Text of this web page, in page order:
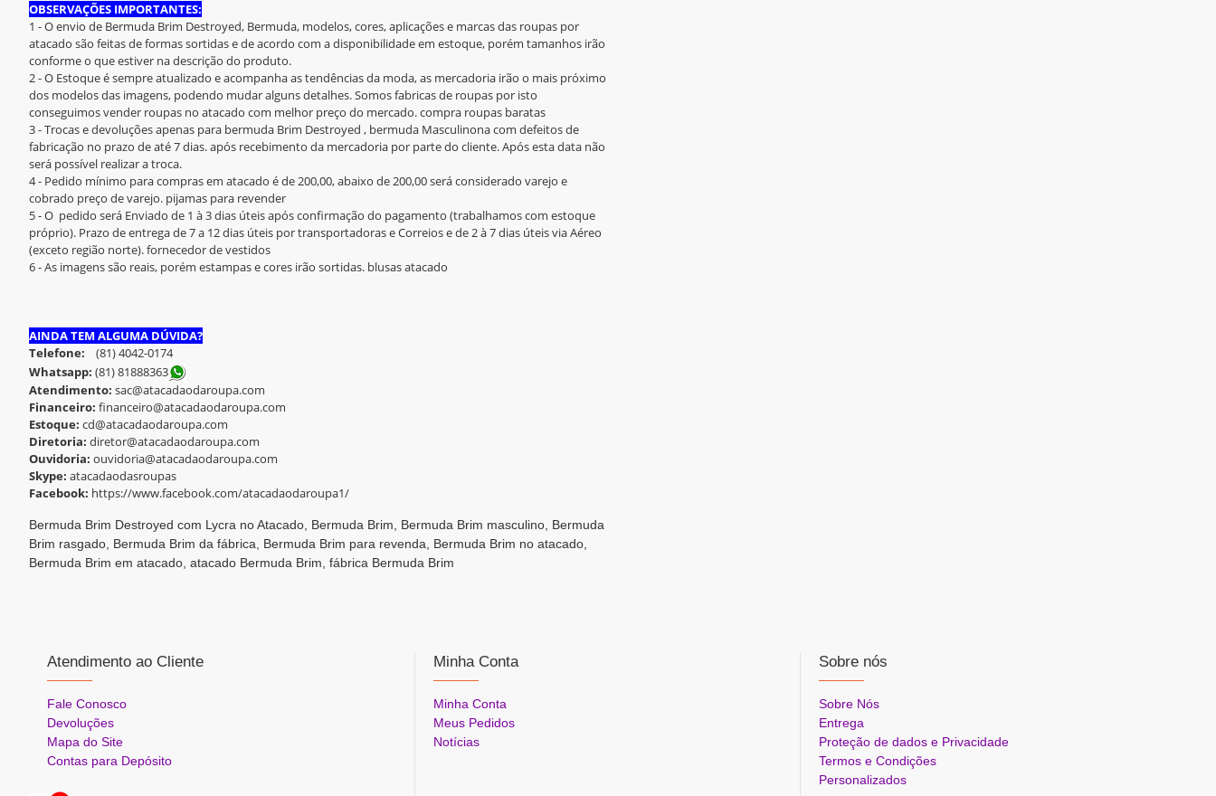
OBSERVAÇÕES IMPORTANTES:
1 - O envio de Bermuda Brim Destroyed, Bermuda, modelos, cores, aplicações e marcas das roupas por
atacado são feitas de formas sortidas e de acordo com a disponibilidade em estoque, porém tamanhos irão
conforme o que estiver na descrição do produto.
2 - O Estoque é sempre atualizado e acompanha as tendências da moda, as mercadoria irão o mais próximo
dos modelos das imagens, podendo mudar alguns detalhes. Somos fabricas de roupas por isto
conseguimos vender roupas no atacado com melhor preço do mercado. compra roupas baratas
3 - Trocas e devoluções apenas para bermuda Brim Destroyed , bermuda Masculinona com defeitos de
fabricação no prazo de até 7 dias. após recebimento da mercadoria por parte do cliente. Após esta data não
será possível realizar a troca.
4 - Pedido mínimo para compras em atacado é de 200,00, abaixo de 200,00 será considerado varejo e
cobrado preço de varejo. pijamas para revender
5 - O pedido será Enviado de 1 à 3 dias úteis após confirmação do pagamento (trabalhamos com estoque
próprio). Prazo de entrega de 7 a 12 dias úteis por transportadoras e Correios e de 2 à 7 dias úteis via Aéreo
(exceto região norte). fornecedor de vestidos
6 - As imagens são reais, porém estampas e cores irão sortidas. blusas atacado
AINDA TEM ALGUMA DÚVIDA?
Telefone: (81) 4042-0174
Whatsapp: (81) 81888363
Atendimento: sac@atacadaodaroupa.com
Financeiro: financeiro@atacadaodaroupa.com
Estoque: cd@atacadaodaroupa.com
Diretoria: diretor@atacadaodaroupa.com
Ouvidoria: ouvidoria@atacadaodaroupa.com
Skype: atacadaodasroupas
Facebook: https://www.facebook.com/atacadaodaroupa1/
Bermuda Brim Destroyed com Lycra no Atacado, Bermuda Brim, Bermuda Brim masculino, Bermuda
Brim rasgado, Bermuda Brim da fábrica, Bermuda Brim para revenda, Bermuda Brim no atacado,
Bermuda Brim em atacado, atacado Bermuda Brim, fábrica Bermuda Brim
Atendimento ao Cliente
Fale Conosco
Devoluções
Mapa do Site
Contas para Depósito
Minha Conta
Minha Conta
Meus Pedidos
Notícias
Sobre nós
Sobre Nós
Entrega
Proteção de dados e Privacidade
Termos e Condições
Personalizados